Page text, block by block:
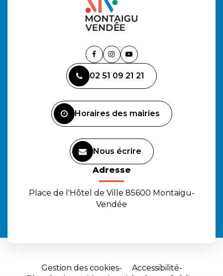
Lien
le
compte
Lien
le
compte
Lien
la
chaîne
02 51 09 21 21
Horaires des mairies
Nous écrire
Adresse
Place de l'Hôtel de Ville 85600 Montaigu-
Vendée
Gestion des cookies
Accessibilité